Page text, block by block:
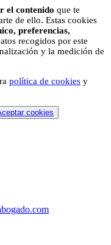
el contenido que te
de ello. Estas cookies
preferencias,
recogidos por este
y la medición de
política de cookies y
cookies